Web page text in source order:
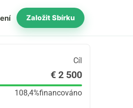
Založit Sbírku
Cíl
€ 2 500
108,4%financováno